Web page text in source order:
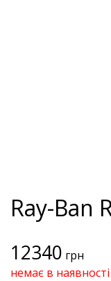
Ray-Ban
12340 грн
немає в наявності